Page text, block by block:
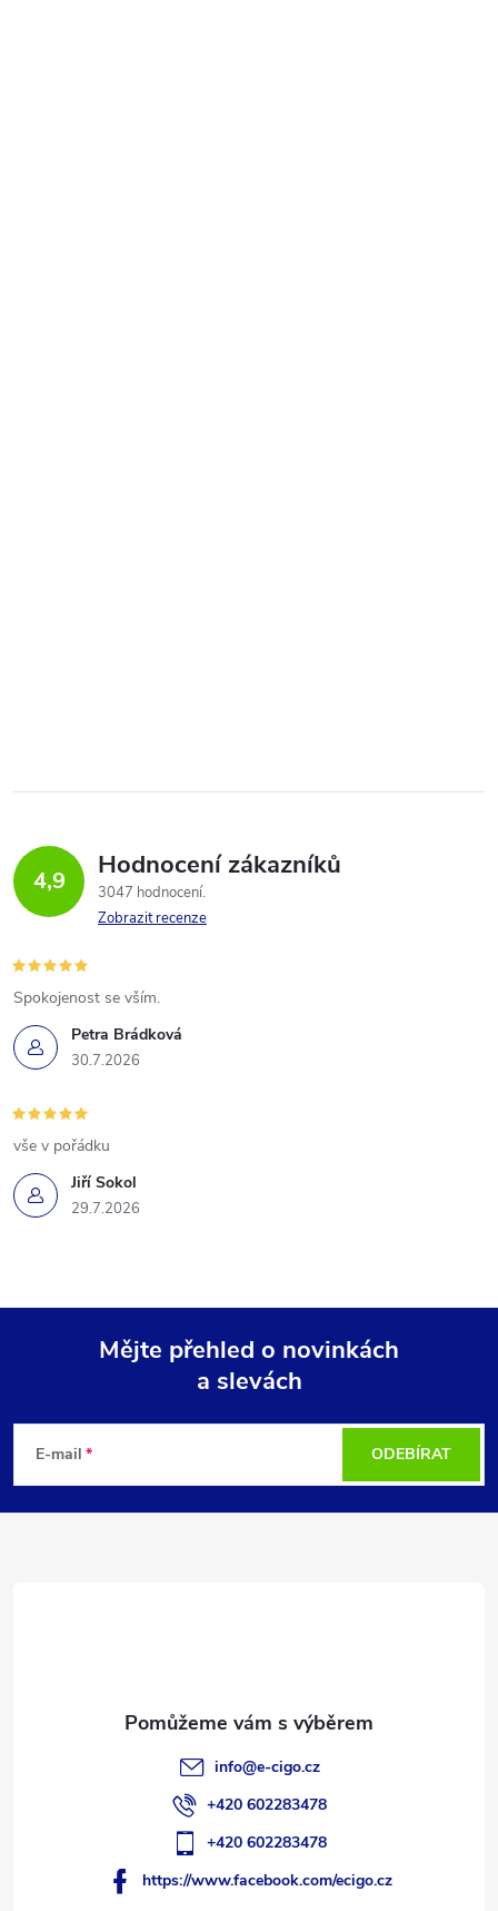
4,9 Hodnocení zákazníků
3047 hodnocení
Zobrazit recenze
Petra Brádková
30.7.2026
Spokojenost se vším.
Jiří Sokol
29.7.2026
vše v pořádku
p
Mějte přehled o novinkách
a slevách
E-mail ODEBÍRAT
info@e-cigo.cz
+420 602283478
+420 602283478
https://www.facebook.com/ecigo.cz